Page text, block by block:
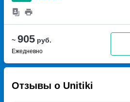
~ 905 руб.
Ежедневно
Отзывы о Unitiki